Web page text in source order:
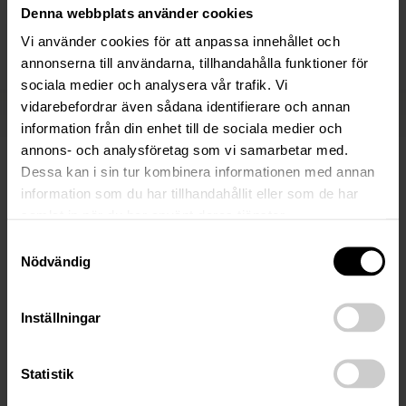
Denna webbplats använder cookies
Vi använder cookies för att anpassa innehållet och
annonserna till användarna, tillhandahålla funktioner för
sociala medier och analysera vår trafik. Vi
vidarebefordrar även sådana identifierare och annan
information från din enhet till de sociala medier och
annons- och analysföretag som vi samarbetar med.
Dessa kan i sin tur kombinera informationen med annan
information som du har tillhandahållit eller som de har
Nödvändig
Inställningar
Statistik
Advokat och delägare | Uppsala / Gävle
076-80 28 413
Fler nyheter
17 Mar 2026
DalNord Holding ABs konkursbo
försäljningsprocessen. För fullständig information, se länk